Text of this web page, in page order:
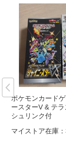
ポケモンカード
ースターV & テ
シュリンク付
マイストア在庫：